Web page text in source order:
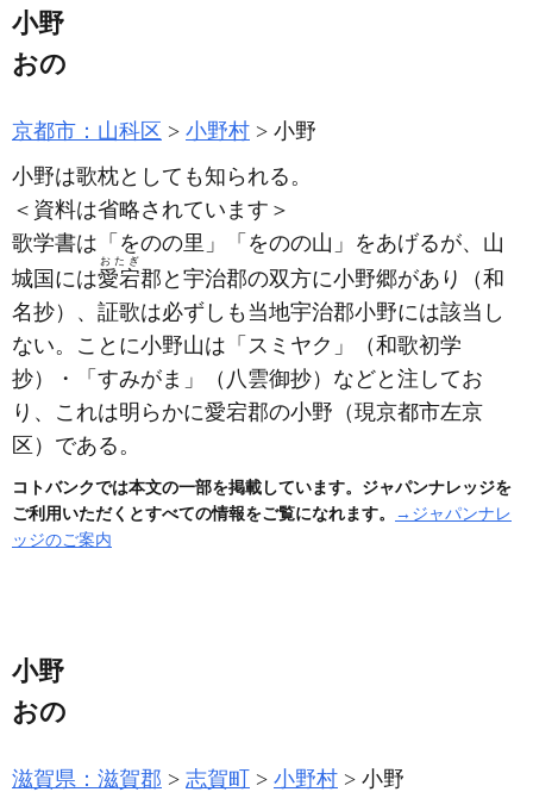
小野
おの
京都市：山科区 小野村
小野
小野は歌枕としても知られる。
＜資料は省略されています＞
歌学書は「をのの里」「をのの山」をあげるが、山
城国には愛宕
おたぎ
郡と宇治郡の双方に小野郷があり
（和
名抄） 、証歌は必ずしも当地宇治郡小野には該当し
ない。ことに小野山は「スミヤク」
（和歌初学
抄）
・「すみがま」 （八雲御抄） などと注してお
り、これは明らかに愛宕郡の小野 （現京都市左京
区） である。
コトバンクでは本文の一部を掲載しています。ジャパンナレッジを
ご利用いただくとすべての情報をご覧になれます。
→ジャパンナレ
ッジのご案内
小野
おの
滋賀県：滋賀郡 志賀町 小野村 小野